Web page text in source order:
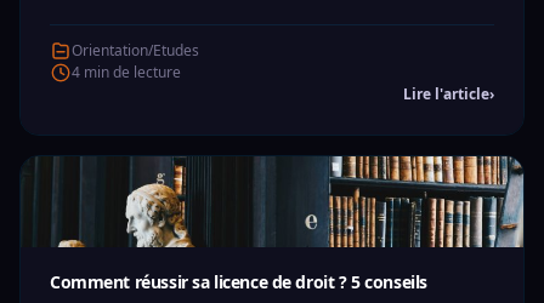
Orientation/Etudes
4 min de lecture
Lire l'article›
Comment réussir sa licence de droit ? 5 conseils